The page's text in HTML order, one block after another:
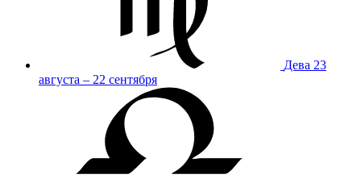
Дева 23
августа – 22 сентября